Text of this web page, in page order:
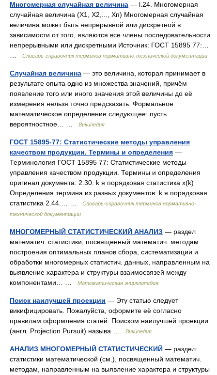
Многомерная случайная величина — l.24. Многомерная
случайная величина (X1, X2,..., Хп) Многомерная случайная
величина может быть непрерывной или дискретной в
зависимости от того, являются все члены последовательности
непрерывными или дискретными Источник: ГОСТ 15895 77:…
Словарь-справочник терминов нормативно-технической документации
Случайная величина — это величина, которая принимает в
результате опыта одно из множества значений, причём
появление того или иного значения этой величины до её
измерения нельзя точно предсказать. Формальное
математическое определение следующее: пусть
вероятностное… …
Википедия
ГОСТ 15895-77: Статистические методы управления
качеством продукции. Термины и определения —
Терминология ГОСТ 15895 77: Статистические методы
управления качеством продукции. Термины и определения
оригинал документа: 2.30. k я порядковая статистика x(k)
Определения термина из разных документов: k я порядковая
статистика 2.44.… …
Словарь-справочник терминов нормативно-
технической документации
МНОГОМЕРНЫЙ СТАТИСТИЧЕСКИЙ АНАЛИЗ — раздел
математич. статистики, посвященный математич. методам
построения оптимальных планов сбора, систематизации и
обработки многомерных статистич. данных, направленным на
выявление характера и структуры взаимосвязей между
компонентами… …
Математическая энциклопедия
Поиск наилучшей проекции — Эту статью следует
викифицировать. Пожалуйста, оформите её согласно
правилам оформления статей. Поиском наилучшей проекции
(англ. Projection Pursuit) называ …
Википедия
АНАЛИЗ МНОГОМЕРНЫЙ СТАТИСТИЧЕСКИЙ — раздел
статистики математической (см.), посвященный математич.
методам, направленным на выявление характера и структуры